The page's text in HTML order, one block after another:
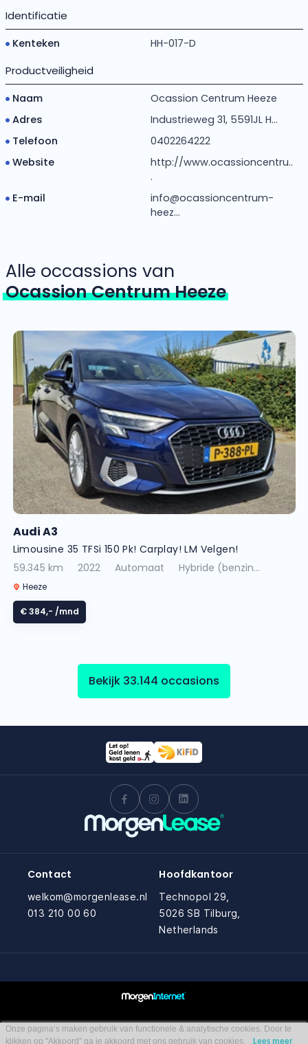
Identificatie
Kenteken HH-017-D
Productveiligheid
Naam
Ocassion Centrum Heeze
Adres
Industrieweg 31, 5591JL H...
Telefoon
0402264222
Website
http://www.ocassioncentru..
.
E-mail
info@ocassioncentrum-
heez...
Alle occassions van
Ocassion Centrum Heeze
Audi A3
Limousine 35 TFSi 150 Pk! Carplay! LM Velgen!
59.345 km
2022 Automaat Hybride (benzin...
Heeze
€ 384,- /mnd
Bekijk 33.144 occasions
Contact
welkom@morgenlease.nl
013 210 00 60
Hoofdkantoor
Technopol 29,
5026 SB Tilburg,
Netherlands
Onze pagina’s maken gebruik van functionele & analytische cookies. Door te
klikken op "Akkoord" ga je akkoord met ons gebruik van cookies.
Lees meer